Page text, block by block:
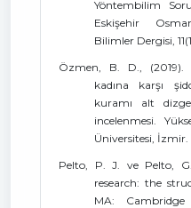
Yöntembilim
Eskişehir
Bilimler Dergisi,
Özmen, B. D., (2019).
kadına karşı
kuramı alt
incelenmesi.
Üniversitesi, İzmir.
Pelto, P. J. ve Pelto,
research: the
MA: